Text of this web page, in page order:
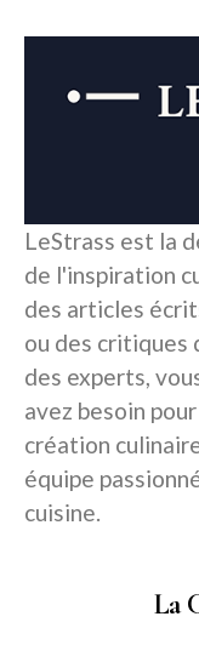
LeStrass est la
de l'inspiration
des articles
ou des critiques
des experts,
avez besoin
création
équipe
cuisine.
La